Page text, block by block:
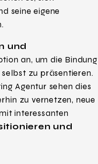
seine eigene
und
an, um die Bindung
zu präsentieren.
Agentur sehen dies
zu vernetzen, neue
interessanten
und